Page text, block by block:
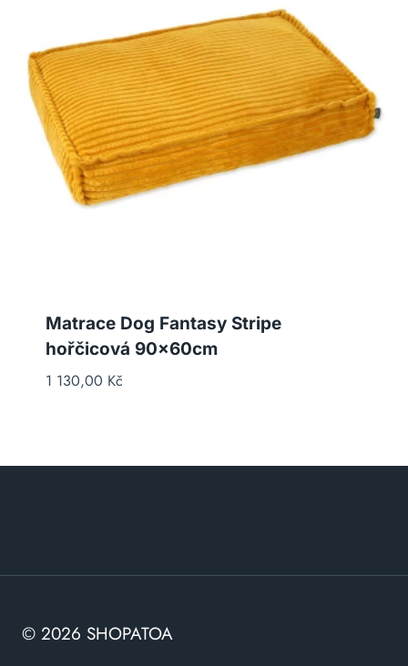
Matrace Dog Fantasy Stripe
hořčicová 90x60cm
1 130,00 Kč
© 2026 SHOPATOA